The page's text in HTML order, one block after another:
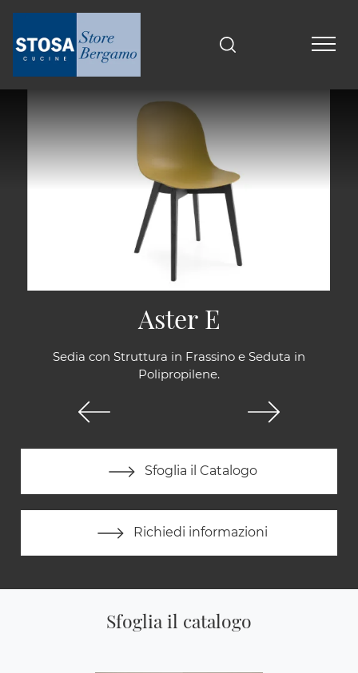
Sedia con Struttura in Frassino e Seduta in
Polipropilene.
Sfoglia il Catalogo
Richiedi informazioni
Aster E
Sfoglia il catalogo